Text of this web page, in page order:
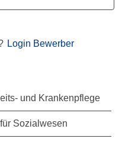
Login Bewerber
und Krankenpflege
Sozialwesen